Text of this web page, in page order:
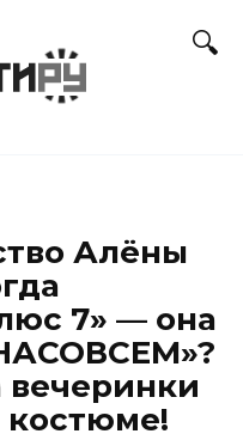
Алёны
7» — она
вечеринки
костюме!